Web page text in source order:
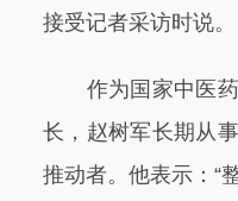
接受记者采访时说。
作为国家中医药
长，赵树军长期从
推动者。他表示：“